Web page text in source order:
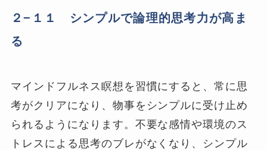
２−１１ シンプルで論理的思考力が高ま
る
マインドフルネス瞑想を習慣にすると、常に思
考がクリアになり、物事をシンプルに受け止め
られるようになります。不要な感情や環境のス
トレスによる思考のブレがなくなり、シンプル